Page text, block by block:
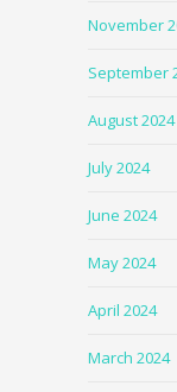
November
September
August 2024
July 2024
June 2024
May 2024
April 2024
March 2024